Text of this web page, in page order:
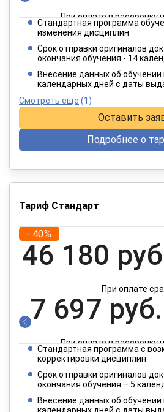
При оплате в рассрочку
2 749
При оплате в рассрочку
Стандартная программа
изменения дисциплин
Срок отправки оригиналов
окончания обучения - 14
Внесение данных об
календарных дней с даты
Смотреть еще (1)
Оставить
Подробнее о
Тариф Стандарт
- 40%
46 180
При оплате
7 697 руб.
При оплате в рассрочку
3 849
При оплате в рассрочку
Стандартная программа с
корректировки дисциплин
Срок отправки оригиналов
окончания обучения – 5
Внесение данных об
календарных дней с даты